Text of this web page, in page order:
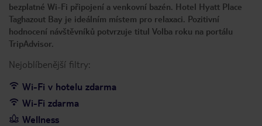
bezplatné Wi-Fi připojení a venkovní bazén. Hotel Hyatt Place
Taghazout Bay je ideálním místem pro relaxaci. Pozitivní
hodnocení návštěvníků potvrzuje titul Volba roku na portálu
TripAdvisor.
Nejoblíbenější filtry:
Wi-Fi v hotelu zdarma
Wi-Fi zdarma
Wellness